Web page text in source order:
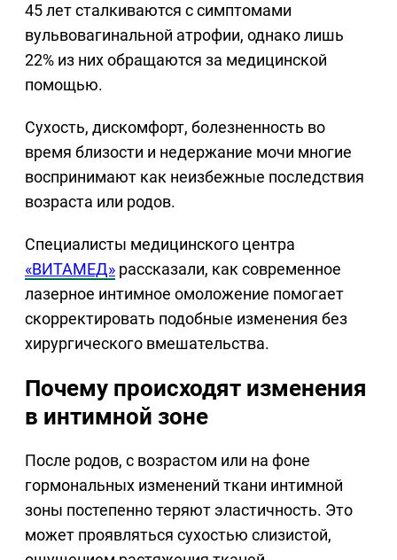
45 лет сталкиваются с симптомами
вульвовагинальной атрофии, однако лишь
22% из них обращаются за медицинской
помощью.
Сухость, дискомфорт, болезненность во
время близости и недержание мочи многие
воспринимают как неизбежные последствия
возраста или родов.
Специалисты медицинского центра
«ВИТАМЕД» рассказали, как современное
лазерное интимное омоложение помогает
скорректировать подобные изменения без
хирургического вмешательства.
Почему происходят изменения
в интимной зоне
После родов, с возрастом или на фоне
гормональных изменений ткани интимной
зоны постепенно теряют эластичность. Это
может проявляться сухостью слизистой,